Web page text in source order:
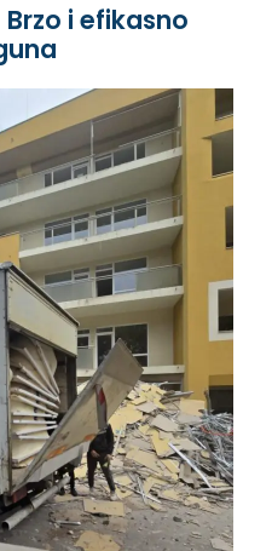
Brzo i efikasno